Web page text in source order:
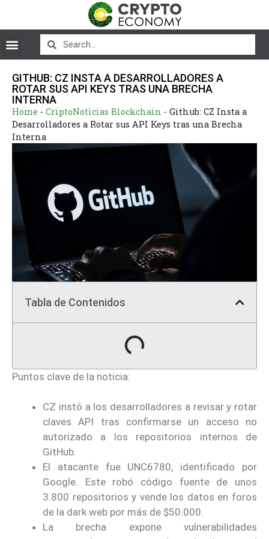
GITHUB: CZ INSTA A DESARROLLADORES A
ROTAR SUS API KEYS TRAS UNA BRECHA
INTERNA
Home - CriptoNoticias Blockchain - Github: CZ Insta a
Desarrolladores a Rotar sus API Keys tras una Brecha
Interna
Tabla de Contenidos
Puntos clave de la noticia:
CZ instó a los desarrolladores a revisar y rotar
claves API tras confirmarse un acceso no
autorizado a los repositorios internos de
GitHub.
El atacante fue UNC6780, identificado por
Google. Este robó código fuente de unos
3.800 repositorios y vende los datos en foros
de la dark web por más de $50.000.
La brecha expone vulnerabilidades